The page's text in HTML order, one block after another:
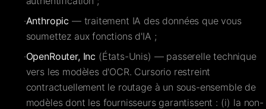
·Anthropic — traitement IA des données que vous
soumettez aux fonctions d'IA ;
·OpenRouter, Inc (États-Unis) — passerelle technique
vers les modèles d'OCR. Cursorio restreint
contractuellement le routage à un sous-ensemble de
modèles dont les fournisseurs garantissent : (i) la non-